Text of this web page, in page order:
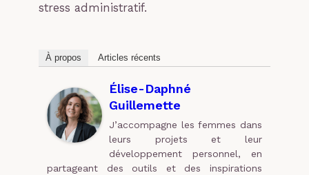
stress administratif.
À propos Articles récents
Élise-Daphné
Guillemette
J’accompagne les femmes dans
leurs projets et leur
développement personnel, en
partageant des outils et des inspirations